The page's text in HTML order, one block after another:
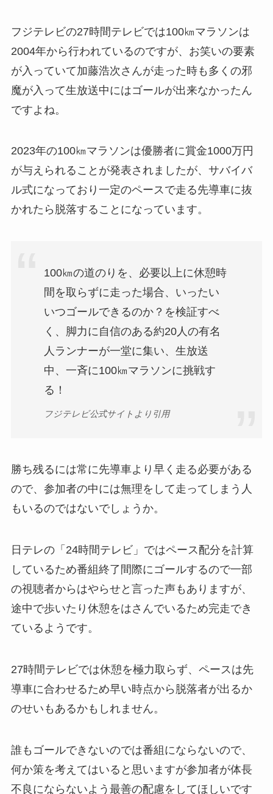
フジテレビの27時間テレビでは100㎞マラソンは
2004年から行われているのですが、お笑いの要素
が入っていて加藤浩次さんが走った時も多くの邪
魔が入って生放送中にはゴールが出来なかったん
ですよね。
2023年の100㎞マラソンは優勝者に賞金1000万円
が与えられることが発表されましたが、サバイバ
ル式になっており一定のペースで走る先導車に抜
かれたら脱落することになっています。
100㎞の道のりを、必要以上に休憩時
間を取らずに走った場合、いったい
いつゴールできるのか？を検証すべ
く、脚力に自信のある約20人の有名
人ランナーが一堂に集い、生放送
中、一斉に100㎞マラソンに挑戦す
る！
フジテレビ公式サイトより引用
勝ち残るには常に先導車より早く走る必要がある
ので、参加者の中には無理をして走ってしまう人
もいるのではないでしょうか。
日テレの「24時間テレビ」ではペース配分を計算
しているため番組終了間際にゴールするので一部
の視聴者からはやらせと言った声もありますが、
途中で歩いたり休憩をはさんでいるため完走でき
ているようです。
27時間テレビでは休憩を極力取らず、ペースは先
導車に合わせるため早い時点から脱落者が出るか
のせいもあるかもしれません。
誰もゴールできないのでは番組にならないので、
何か策を考えてはいると思いますが参加者が体長
不良にならないよう最善の配慮をしてほしいです